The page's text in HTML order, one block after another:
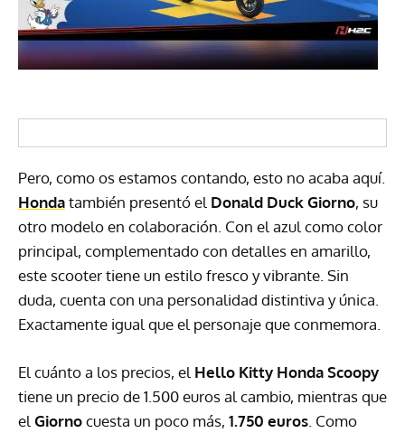
Pero, como os estamos contando, esto no acaba aquí.
Hondatambién presentó el Donald Duck Giorno, su
otro modelo en colaboración. Con el azul como color
principal, complementado con detalles en amarillo,
este scooter tiene un estilo fresco y vibrante. Sin
duda, cuenta con una personalidad distintiva y única.
Exactamente igual que el personaje que conmemora.
El cuánto a los precios, el Hello Kitty Honda Scoopy
tiene un precio de 1.500 euros al cambio, mientras que
el Giornocuesta un poco más, 1.750 euros . Como